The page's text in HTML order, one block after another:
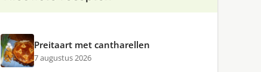
Preitaart met cantharellen
7 augustus 2026